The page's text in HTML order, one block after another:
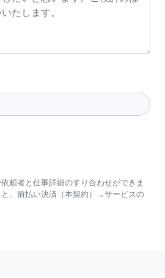
頼者と仕事詳細のすり合わせができま
、前払い決済（本契約）→サービスの